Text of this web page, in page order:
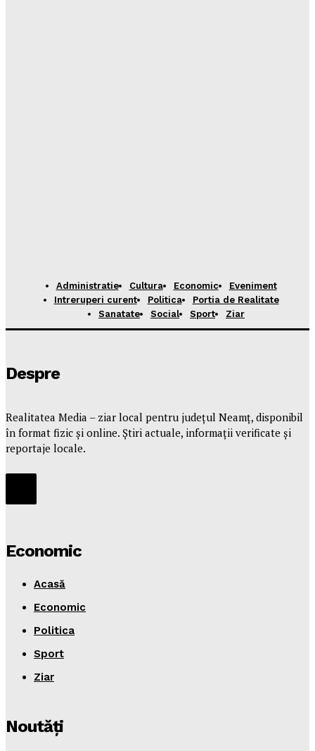
Administratie Cultura Economic
Eveniment
Intreruperi curent
Politica
Portia de Realitate
Sanatate
Social Sport Ziar
Despre
Realitatea Media – ziar local pentru județul Neamț, disponibil
în format fizic și online. Știri actuale, informații verificate și
reportaje locale.
Economic
Acasă
Economic
Politica
Sport
Ziar
Noutăţi